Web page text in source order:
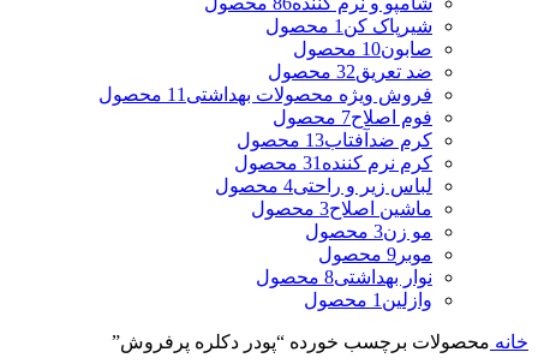
شیرپاک کن 1 محصول
صابون10 محصول
ضد تعریق32 محصول
فروش ویژه محصولات بهداشتی 11 محصول
فوم اصلاح7 محصول
کرم ضدآفتاب13 محصول
کرم نرم کننده 31 محصول
لباس زیر و راحتی4 محصول
ماشین اصلاح3 محصول
مو زن3 محصول
موبر 9 محصول
نوار بهداشتی8 محصول
وازلین 1 محصول
خانه محصولات برچسب خورده “پودر دکلره پرفروش”